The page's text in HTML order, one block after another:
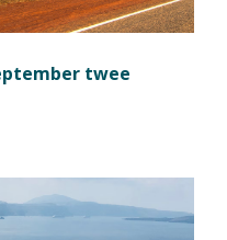
twee